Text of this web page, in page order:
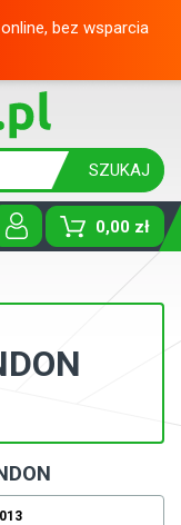
bez wsparcia
SZUKAJ
0,00 zł